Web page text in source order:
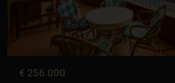
€ 256.000